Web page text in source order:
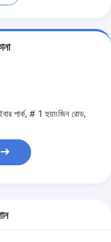
পার্ক, # 1 হুয়াংজিন রোড,